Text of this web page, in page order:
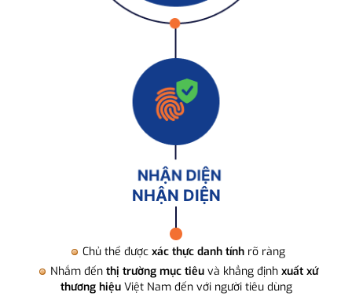
NHẬN DIỆN
Chủ thể được xác thực danh tính rõ ràng
Nhắm đến thị trường mục tiêuvà khẳng định xuất xứ
thương hiệuViệt Nam đến với người tiêu dùng